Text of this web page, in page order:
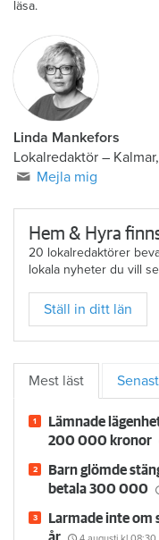
läsa.
Linda Mankefors
Lokalredaktör –
Mejla mig
Hem & Hyra
20 lokalredaktörer
lokala nyheter du vill
Ställ in ditt län
Mest läst
Lämnade
200 000 kronor
Barn glömde
betala 300 000
Larmade inte om
år